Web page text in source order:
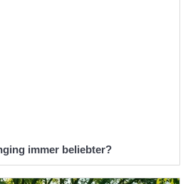
immer beliebter?